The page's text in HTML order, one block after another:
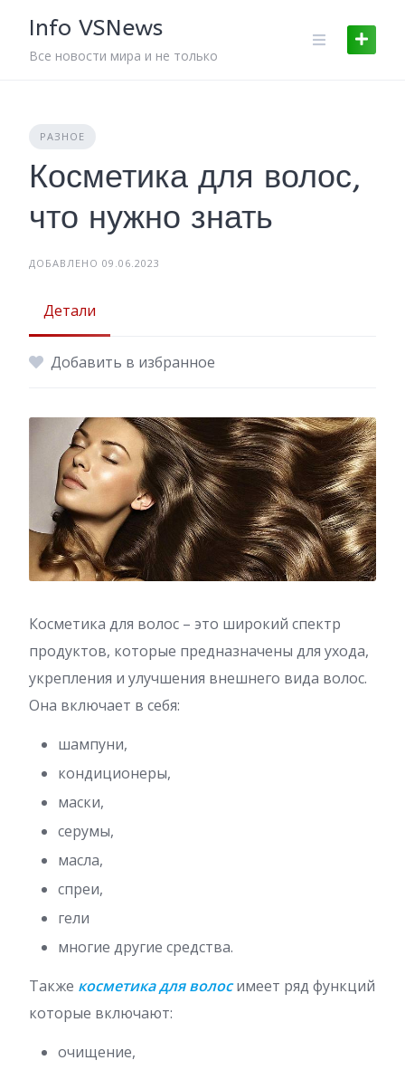
content
Info VSNews
Все новости мира и не только
РАЗНОЕ
Косметика для волос,
что нужно знать
ДОБАВЛЕНО 09.06.2023
Детали
Добавить в избранное
Косметика для волос – это широкий спектр
продуктов, которые предназначены для ухода,
укрепления и улучшения внешнего вида волос.
Она включает в себя:
шампуни,
кондиционеры,
маски,
серумы,
масла,
спреи,
гели
многие другие средства.
Также косметика для волосимеет ряд функций
которые включают:
очищение,